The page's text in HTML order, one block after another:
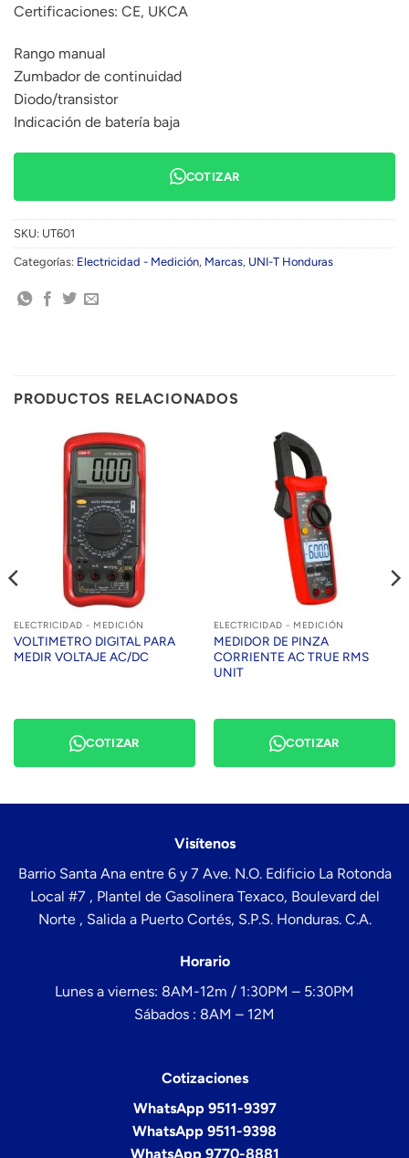
Certificaciones: CE, UKCA
Rango manual
Zumbador de continuidad
Diodo/transistor
Indicación de batería baja
COTIZAR
SKU: UT601
Categorías: Electricidad - Medición, Marcas, UNI-T Honduras
PRODUCTOS RELACIONADOS
ELECTRICIDAD - MEDICIÓN
VOLTIMETRO DIGITAL PARA
MEDIR VOLTAJE AC/DC
COTIZAR
ELECTRICIDAD - MEDICIÓN
MEDIDOR DE PINZA
CORRIENTE AC TRUE RMS
UNIT
COTIZAR
Visítenos
Barrio Santa Ana entre 6 y 7 Ave. N.O. Edificio La Rotonda
Local #7 , Plantel de Gasolinera Texaco, Boulevard del
Norte , Salida a Puerto Cortés, S.P.S. Honduras. C.A.
Horario
Lunes a viernes: 8AM-12m / 1:30PM – 5:30PM
Sábados : 8AM – 12M
Cotizaciones
WhatsApp 9511-9397
WhatsApp 9511-9398
WhatsApp 9770-8881